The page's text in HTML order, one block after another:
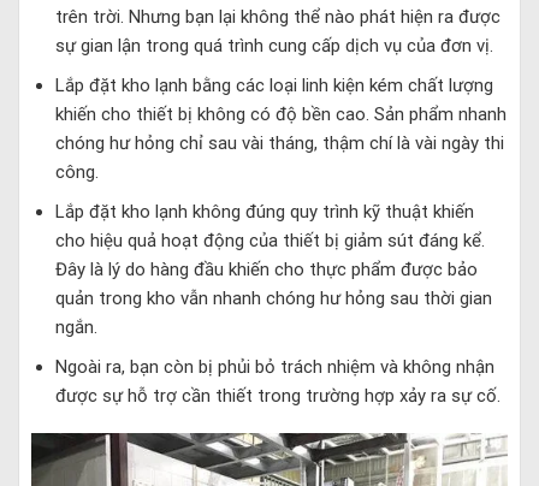
trên trời. Nhưng bạn lại không thể nào phát hiện ra được
sự gian lận trong quá trình cung cấp dịch vụ của đơn vị.
Lắp đặt kho lạnh bằng các loại linh kiện kém chất lượng
khiến cho thiết bị không có độ bền cao. Sản phẩm nhanh
chóng hư hỏng chỉ sau vài tháng, thậm chí là vài ngày thi
công.
Lắp đặt kho lạnh không đúng quy trình kỹ thuật khiến
cho hiệu quả hoạt động của thiết bị giảm sút đáng kể.
Đây là lý do hàng đầu khiến cho thực phẩm được bảo
quản trong kho vẫn nhanh chóng hư hỏng sau thời gian
ngắn.
Ngoài ra, bạn còn bị phủi bỏ trách nhiệm và không nhận
được sự hỗ trợ cần thiết trong trường hợp xảy ra sự cố.